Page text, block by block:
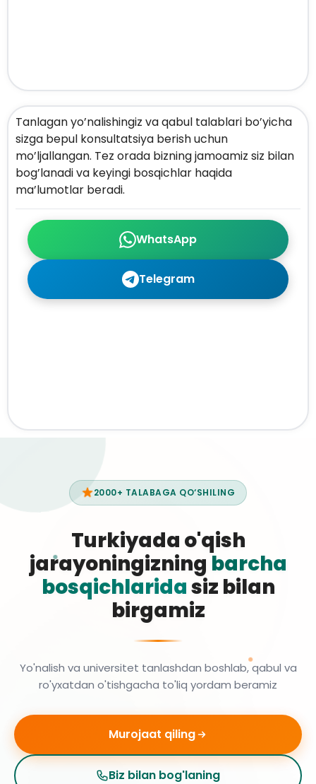
WhatsApp
Telegram
Tanlagan yo’nalishingiz va qabul talablari bo’yicha
sizga bepul konsultatsiya berish uchun
mo’ljallangan. Tez orada bizning jamoamiz siz bilan
bog’lanadi va keyingi bosqichlar haqida
ma’lumotlar beradi.
2000+ TALABAGA QO‘SHILING
Turkiyada o'qish
jarayoningizning barcha
bosqichlaridasiz bilan
birgamiz
Yo'nalish va universitet tanlashdan boshlab, qabul va
ro'yxatdan o'tishgacha to'liq yordam beramiz
Murojaat qiling
Biz bilan bog'laning